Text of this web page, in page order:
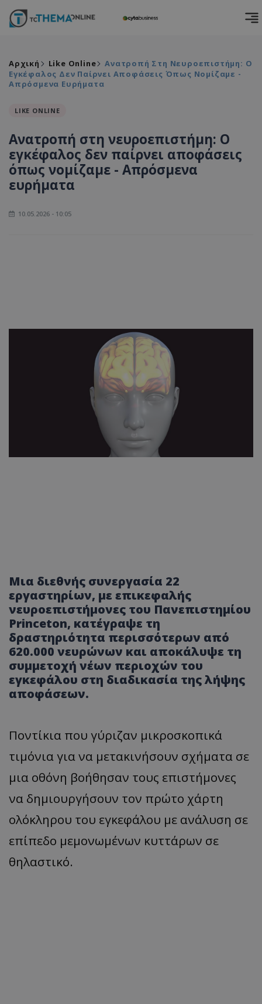
Αρχική Like Online
Ανατροπή Στη Νευροεπιστήμη: Ο
Εγκέφαλος Δεν Παίρνει Αποφάσεις Όπως Νομίζαμε -
Απρόσμενα Ευρήματα
LIKE ONLINE
Ανατροπή στη νευροεπιστήμη: Ο
εγκέφαλος δεν παίρνει αποφάσεις
όπως νομίζαμε - Απρόσμενα
ευρήματα
10.05.2026 - 10:05
Μια διεθνής συνεργασία 22
εργαστηρίων, με επικεφαλής
νευροεπιστήμονες του Πανεπιστημίου
Princeton, κατέγραψε τη
δραστηριότητα περισσότερων από
620.000 νευρώνων και αποκάλυψε τη
συμμετοχή νέων περιοχών του
εγκεφάλου στη διαδικασία της λήψης
αποφάσεων.
Ποντίκια που γύριζαν μικροσκοπικά
τιμόνια για να μετακινήσουν σχήματα σε
μια οθόνη βοήθησαν τους επιστήμονες
να δημιουργήσουν τον πρώτο χάρτη
ολόκληρου του εγκεφάλου με ανάλυση σε
επίπεδο μεμονωμένων κυττάρων σε
θηλαστικό.